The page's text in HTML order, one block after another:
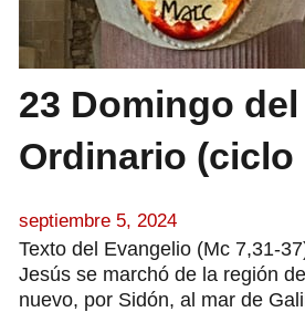
23 Domingo
Ordinario (ciclo
septiembre 5, 2024
Texto del Evangelio (Mc 7,31-
Jesús se marchó de la región
nuevo, por Sidón, al mar de